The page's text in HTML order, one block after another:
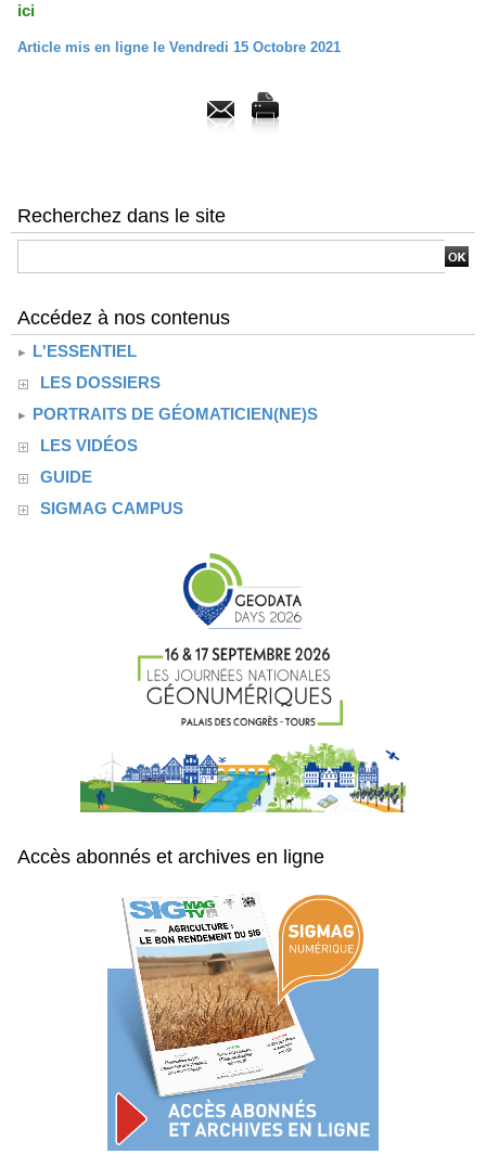
ici
Article mis en ligne le Vendredi 15 Octobre 2021
Recherchez dans le site
Accédez à nos contenus
L'ESSENTIEL
LES DOSSIERS
PORTRAITS DE GÉOMATICIEN(NE)S
LES VIDÉOS
GUIDE
SIGMAG CAMPUS
Accès abonnés et archives en ligne